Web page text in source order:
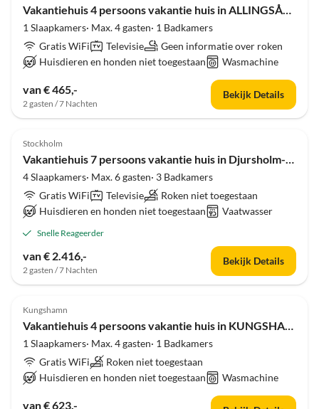
Vakantiehuis 4 persoons vakantie huis in ALLINGSÅS, SVERIGE
1 Slaapkamers· Max. 4 gasten· 1 Badkamers
Gratis WiFi
Televisie
Geen informatie over roken
Huisdieren en honden niet toegestaan
Wasmachine
van € 465,-
2 gasten / 7 Nachten
Bekijk Details
4.0 (8)
Stockholm
Vakantiehuis 7 persoons vakantie huis in Djursholm-By Traum
4 Slaapkamers· Max. 6 gasten· 3 Badkamers
Gratis WiFi
Televisie
Roken niet toegestaan
Huisdieren en honden niet toegestaan
Vaatwasser
Snelle Reageerder
van € 2.416,-
2 gasten / 7 Nachten
Bekijk Details
4.0 (8)
Kungshamn
Vakantiehuis 4 persoons vakantie huis in KUNGSHAMN-By Traum
1 Slaapkamers· Max. 4 gasten· 1 Badkamers
Gratis WiFi
Roken niet toegestaan
Huisdieren en honden niet toegestaan
Wasmachine
van € 623,-